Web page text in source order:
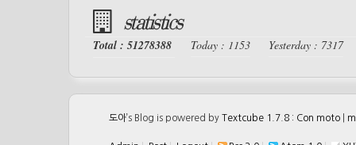
statistics
Total : 51278388 Today : 1153 Yesterday : 7317
도아’s Blog is powered by Textcube 1.7.8 : Con moto